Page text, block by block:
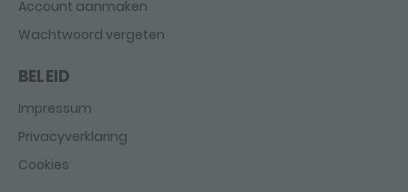
Account aanmaken
Wachtwoord vergeten
BELEID
Impressum
Privacyverklaring
Cookies